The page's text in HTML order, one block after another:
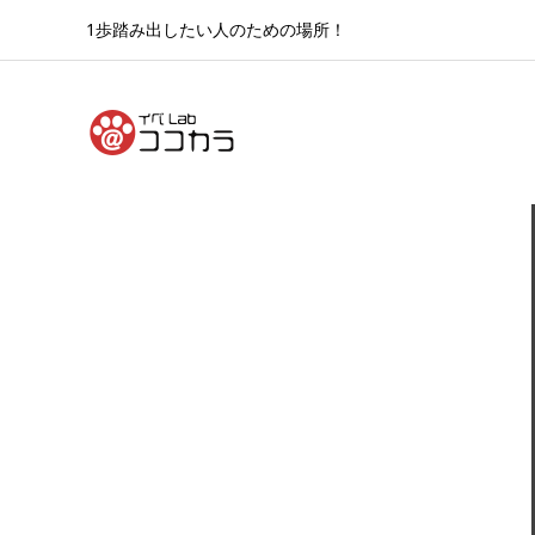
1歩踏み出したい人のための場所！